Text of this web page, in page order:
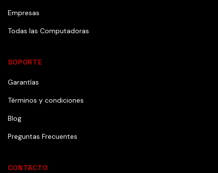
Empresas
Todas las Computadoras
SOPORTE
Garantías
Términos y condiciones
Blog
Preguntas Frecuentes
CONTACTO